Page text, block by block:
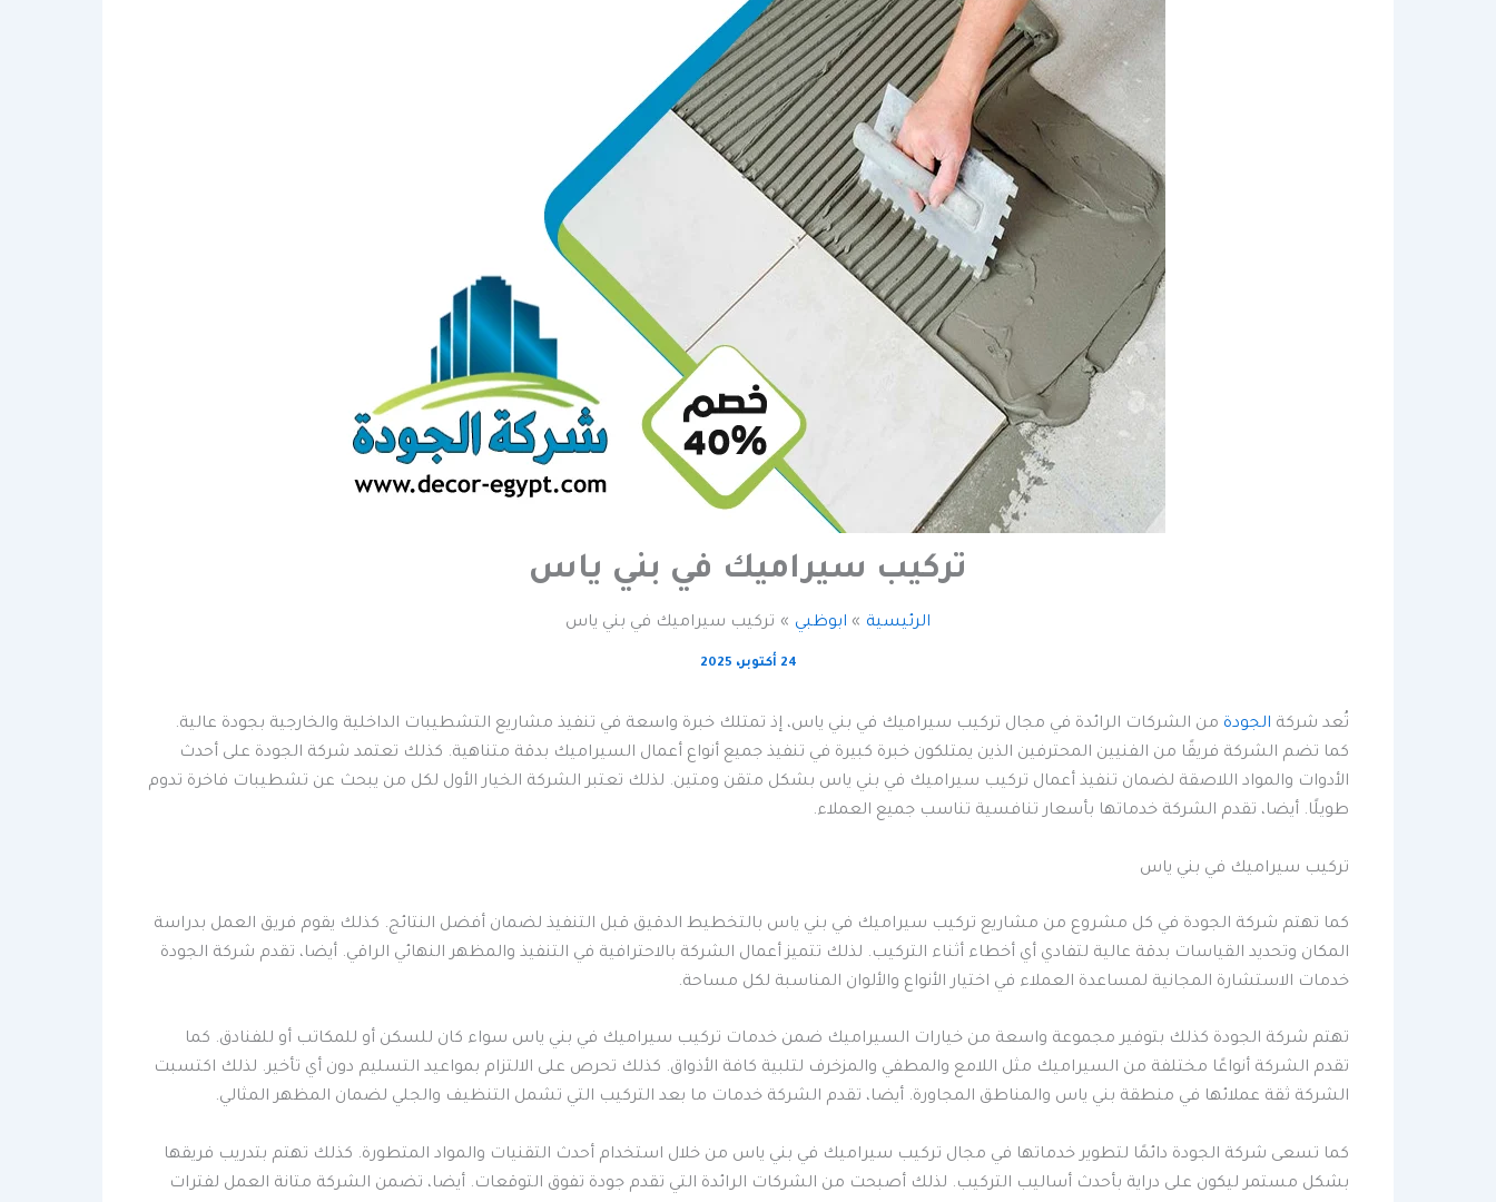
تركيب سيراميك في بني ياس
الرئيسية ابوظبي تركيب سيراميك في بني ياس
24 أكتوبر، 2025
تُعد شركة الجودة من الشركات الرائدة في مجال تركيب سيراميك في بني ياس، إذ تمتلك خبرة واسعة في تنفيذ مشاريع التشطيبات الداخلية والخارجية بجودة عالية.
كما تضم الشركة فريقًا من الفنيين المحترفين الذين يمتلكون خبرة كبيرة في تنفيذ جميع أنواع أعمال السيراميك بدقة متناهية. كذلك تعتمد شركة الجودة على أحدث
الأدوات والمواد اللاصقة لضمان تنفيذ أعمال تركيب سيراميك في بني ياس بشكل متقن ومتين. لذلك تعتبر الشركة الخيار الأول لكل من يبحث عن تشطيبات فاخرة تدوم
طويلًا. أيضا، تقدم الشركة خدماتها بأسعار تنافسية تناسب جميع العملاء.
تركيب سيراميك في بني ياس
كما تهتم شركة الجودة في كل مشروع من مشاريع تركيب سيراميك في بني ياس بالتخطيط الدقيق قبل التنفيذ لضمان أفضل النتائج. كذلك يقوم فريق العمل بدراسة
المكان وتحديد القياسات بدقة عالية لتفادي أي أخطاء أثناء التركيب. لذلك تتميز أعمال الشركة بالاحترافية في التنفيذ والمظهر النهائي الراقي. أيضا، تقدم شركة الجودة
خدمات الاستشارة المجانية لمساعدة العملاء في اختيار الأنواع والألوان المناسبة لكل مساحة.
تهتم شركة الجودة كذلك بتوفير مجموعة واسعة من خيارات السيراميك ضمن خدمات تركيب سيراميك في بني ياس سواء كان للسكن أو للمكاتب أو للفنادق. كما
تقدم الشركة أنواعًا مختلفة من السيراميك مثل اللامع والمطفي والمزخرف لتلبية كافة الأذواق. كذلك تحرص على الالتزام بمواعيد التسليم دون أي تأخير. لذلك اكتسبت
الشركة ثقة عملائها في منطقة بني ياس والمناطق المجاورة. أيضا، تقدم الشركة خدمات ما بعد التركيب التي تشمل التنظيف والجلي لضمان المظهر المثالي.
كما تسعى شركة الجودة دائمًا لتطوير خدماتها في مجال تركيب سيراميك في بني ياس من خلال استخدام أحدث التقنيات والمواد المتطورة. كذلك تهتم بتدريب فريقها
بشكل مستمر ليكون على دراية بأحدث أساليب التركيب. لذلك أصبحت من الشركات الرائدة التي تقدم جودة تفوق التوقعات. أيضا، تضمن الشركة متانة العمل لفترات